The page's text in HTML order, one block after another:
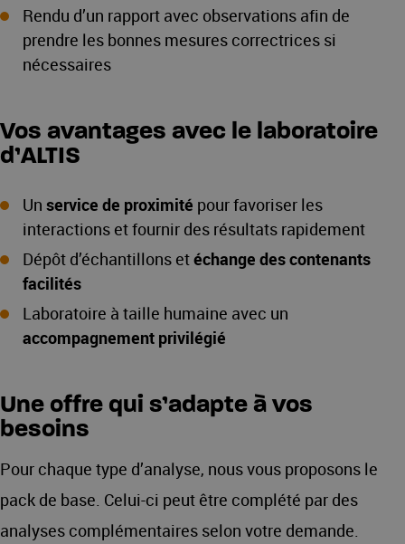
Rendu d’un rapport avec observations afin de
prendre les bonnes mesures correctrices si
nécessaires
Vos avantages avec le laboratoire
d’ALTIS
Un service de proximité pour favoriser les
interactions et fournir des résultats rapidement
Dépôt d’échantillons etéchange des contenants
facilités
Laboratoire à taille humaine avec un
accompagnement privilégié
Une offre qui s’adapte à vos
besoins
Pour chaque type d’analyse, nous vous proposons le
pack de base. Celui-ci peut être complété par des
analyses complémentaires selon votre demande.